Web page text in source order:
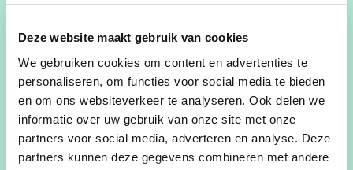
Deze website maakt gebruik van cookies
We gebruiken cookies om content en advertenties te
personaliseren, om functies voor social media te bieden
en om ons websiteverkeer te analyseren. Ook delen we
informatie over uw gebruik van onze site met onze
partners voor social media, adverteren en analyse. Deze
partners kunnen deze gegevens combineren met andere